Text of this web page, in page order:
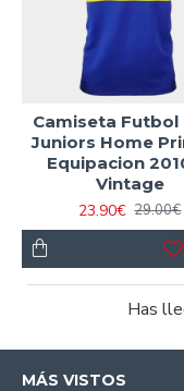
Camiseta Futbol
Juniors Home
Equipacion
Vintage
23.90€ 29.00€
Has
MÁS VISTOS